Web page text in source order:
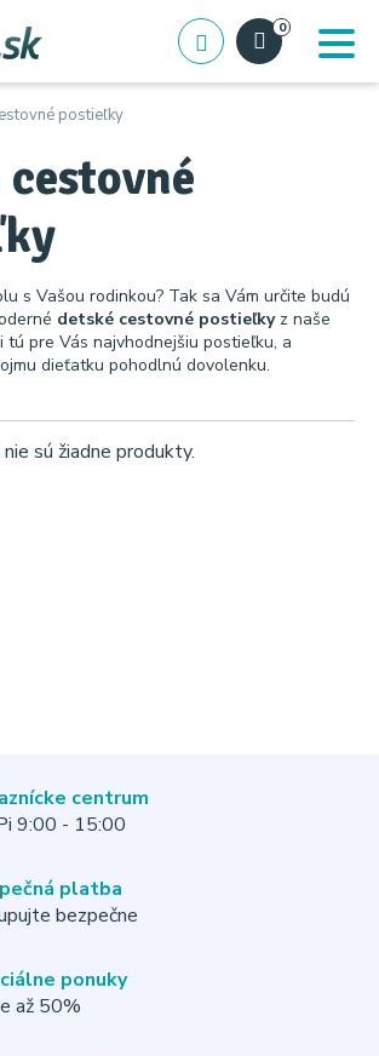
0
postieľky
cestovné
s Vašou rodinkou? Tak sa Vám určite budú
detské cestovné postieľkyz naše
tú pre Vás najvhodnejšiu postieľku, a
dieťatku pohodlnú dovolenku.
sú žiadne produkty.
centrum
9:00 - 15:00
platba
bezpečne
ponuky
až 50%